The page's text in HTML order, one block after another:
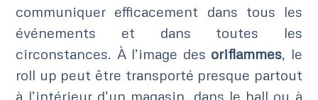
communiquer efficacement dans tous les
événements et dans toutes les
circonstances. À l’image des oriflammes, le
roll up peut être transporté presque partout
à l’intérieur d’un magasin, dans le hall ou à